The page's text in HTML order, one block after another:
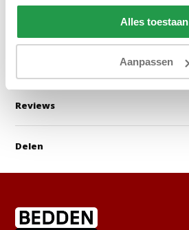
Alles toestaan
Aanpassen
Bekijken
Reviews
Delen